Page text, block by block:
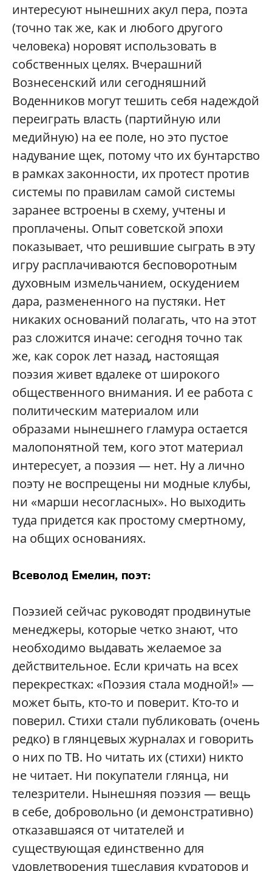
интересуют нынешних акул пера, поэта
(точно так же, как и любого другого
человека) норовят использовать в
собственных целях. Вчерашний
Вознесенский или сегодняшний
Воденников могут тешить себя надеждой
переиграть власть (партийную или
медийную) на ее поле, но это пустое
надувание щек, потому что их бунтарство
в рамках законности, их протест против
системы по правилам самой системы
заранее встроены в схему, учтены и
проплачены. Опыт советской эпохи
показывает, что решившие сыграть в эту
игру расплачиваются бесповоротным
духовным измельчанием, оскудением
дара, размененного на пустяки. Нет
никаких оснований полагать, что на этот
раз сложится иначе: сегодня точно так
же, как сорок лет назад, настоящая
поэзия живет вдалеке от широкого
общественного внимания. И ее работа с
политическим материалом или
образами нынешнего гламура остается
малопонятной тем, кого этот материал
интересует, а поэзия — нет. Ну а лично
поэту не воспрещены ни модные клубы,
ни «марши несогласных». Но выходить
туда придется как простому смертному,
на общих основаниях.
Всеволод Емелин, поэт:
Поэзией сейчас руководят продвинутые
менеджеры, которые четко знают, что
необходимо выдавать желаемое за
действительное. Если кричать на всех
перекрестках: «Поэзия стала модной!» —
может быть, кто-то и поверит. Кто-то и
поверил. Стихи стали публиковать (очень
редко) в глянцевых журналах и говорить
о них по ТВ. Но читать их (стихи) никто
не читает. Ни покупатели глянца, ни
телезрители. Нынешняя поэзия — вещь
в себе, добровольно (и демонстративно)
отказавшаяся от читателей и
существующая единственно для
удовлетворения тщеславия кураторов и